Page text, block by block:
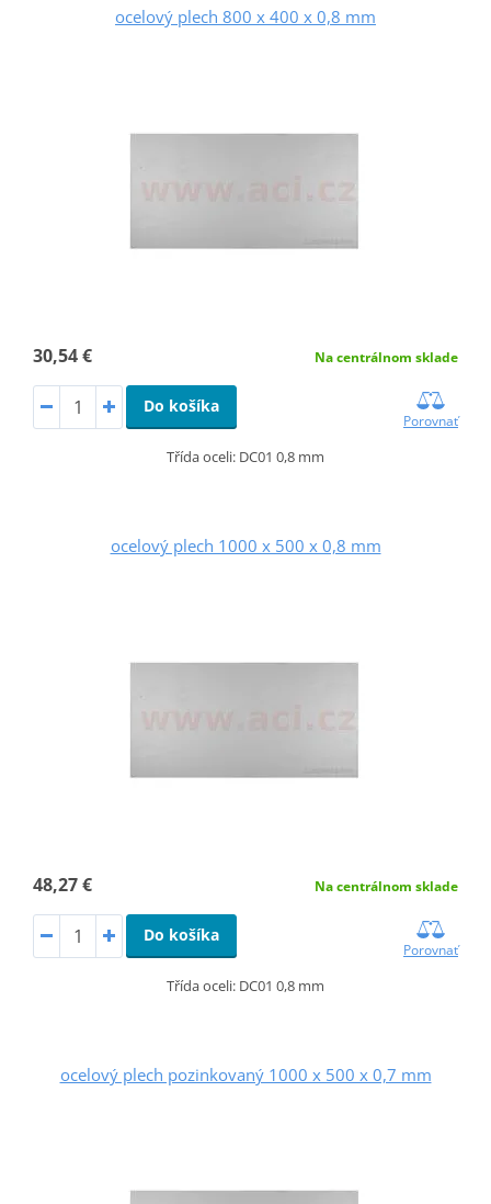
ocelový plech 800 x 400 x 0,8 mm
30,54 € Na centrálnom sklade
Do košíka
Porovnať
Třída oceli: DC01 0,8 mm
ocelový plech 1000 x 500 x 0,8 mm
48,27 € Na centrálnom sklade
Do košíka
Porovnať
Třída oceli: DC01 0,8 mm
ocelový plech pozinkovaný 1000 x 500 x 0,7 mm